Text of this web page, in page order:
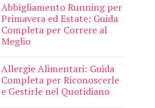
Abbigliamento Running per
Primavera ed Estate: Guida
Completa per Correre al
Meglio
Allergie Alimentari: Guida
Completa per Riconoscerle
e Gestirle nel Quotidiano